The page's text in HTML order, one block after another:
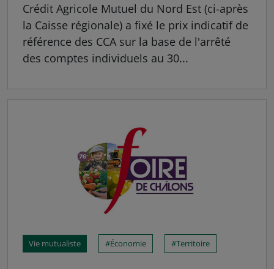
Crédit Agricole Mutuel du Nord Est (ci-après
la Caisse régionale) a fixé le prix indicatif de
référence des CCA sur la base de l'arrêté
des comptes individuels au 30...
Vie mutualiste Économie Territoire